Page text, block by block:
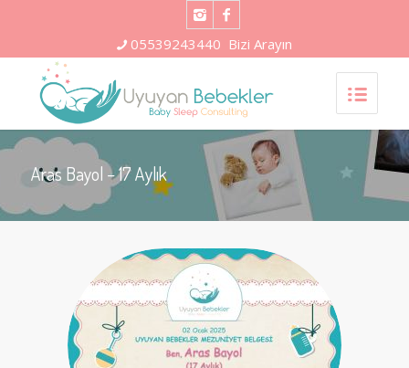
05539243440 Bizi Arayın
Aras Bayol – 17 Aylık